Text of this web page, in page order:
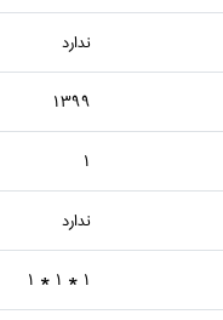
ندارد
1399
1
ندارد
1 * 1 * 1